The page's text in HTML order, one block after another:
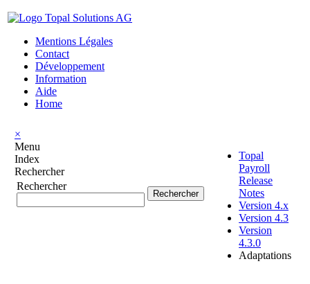
Mentions Légales
Contact
Développement
Information
Aide
Home
×
Menu
Index
Rechercher
Rechercher
Topal
Payroll
Release
Notes
Version 4.x
Version 4.3
Version
4.3.0
Adaptations